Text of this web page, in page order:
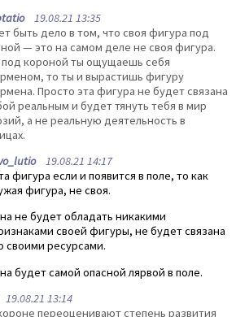
19.08.21 13:35
быть дело в том, что своя фигура под
— это на самом деле не своя фигура.
под короной ты ощущаешь себя
то ты и вырастишь фигуру
Просто эта фигура не будет связана
реальным и будет тянуть тебя в мир
а не реальную деятельность в
19.08.21 14:17
фигура если и появится в поле, то как
фигура, не своя.
не будет обладать никакими
своей фигуры, не будет связана
своими ресурсами.
будет самой опасной лярвой в поле.
19.08.21 13:14
переоценивают степень развития